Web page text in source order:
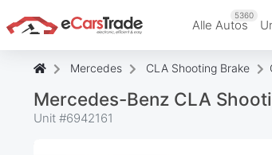
Alle Autos
5360
Mercedes CLA Shooting Brake
Mercedes-Benz CLA
Unit #6942161